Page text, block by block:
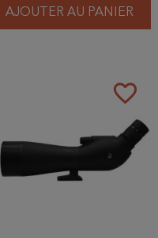
AJOUTER AU PANIER
favorite_border